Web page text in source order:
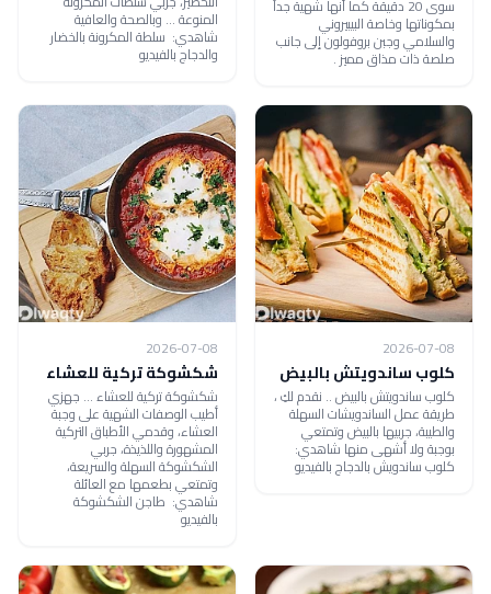
سوى 20 دقيقة كما أنها شهية جداً
بمكوناتها وخاصة البيبيروني
والسلامي وجبن بروفولون إلى جانب
صلصة ذات مذاق مميز .
المنوعة ... وبالصحة والعافية
شاهدي: سلطة المكرونة بالخضار
والدجاج بالفيديو
2026-07-08
كلوب ساندويتش بالبيض
كلوب ساندويتش بالبيض .. نقدم لكِ ،
طريقة عمل الساندويشات السهلة
والطيبة، جربيها بالبيض وتمتعي
بوجبة ولا أشهى منها شاهدي:
كلوب ساندويش بالدجاج بالفيديو
2026-07-08
شكشوكة تركية للعشاء
شكشوكة تركية للعشاء ... جهزي
أطيب الوصفات الشهية على وجبة
العشاء، وقدمي الأطباق التركية
المشهورة واللذيذة، جربي
الشكشوكة السهلة والسريعة،
وتمتعي بطعمها مع العائلة
شاهدي: طاجن الشكشوكة
بالفيديو